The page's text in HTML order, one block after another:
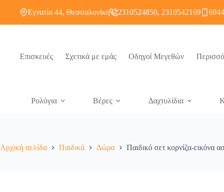
Εγνατία 44, Θεσσαλονίκη 2310524850, 2310542169
Επισκευές Σχετικά με εμάς Οδηγοί Μεγεθών
Ρολόγια Βέρες Δαχτυλίδια
Αρχική σελίδα Παιδικά Δώρα Παιδικό σετ κορνίζα-εικόνα